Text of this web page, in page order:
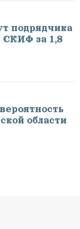
подрядчика
СКИФ за 1,8
области